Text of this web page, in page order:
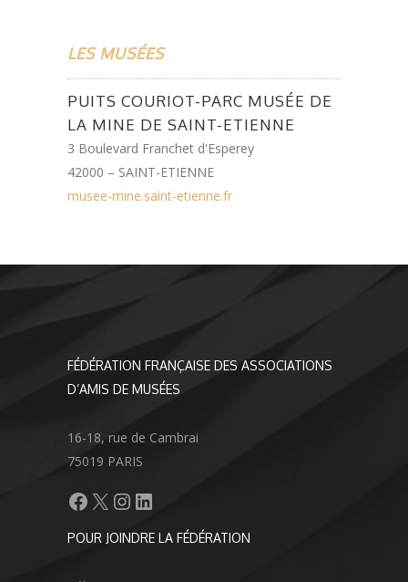
LES MUSÉES
PUITS COURIOT-PARC MUSÉE DE
LA MINE DE SAINT-ETIENNE
3 Boulevard Franchet d'Esperey
42000 – SAINT-ETIENNE
musee-mine.saint-etienne.fr
FÉDÉRATION FRANÇAISE DES ASSOCIATIONS
D’AMIS DE MUSÉES
16-18, rue de Cambrai
75019 PARIS
Facebook
X Instagram
LinkedIn
POUR JOINDRE LA FÉDÉRATION